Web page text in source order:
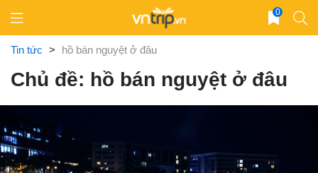
content
0
Tin tức > hồ bán nguyệt ở đâu
Chủ đề: hồ bán nguyệt ở đâu